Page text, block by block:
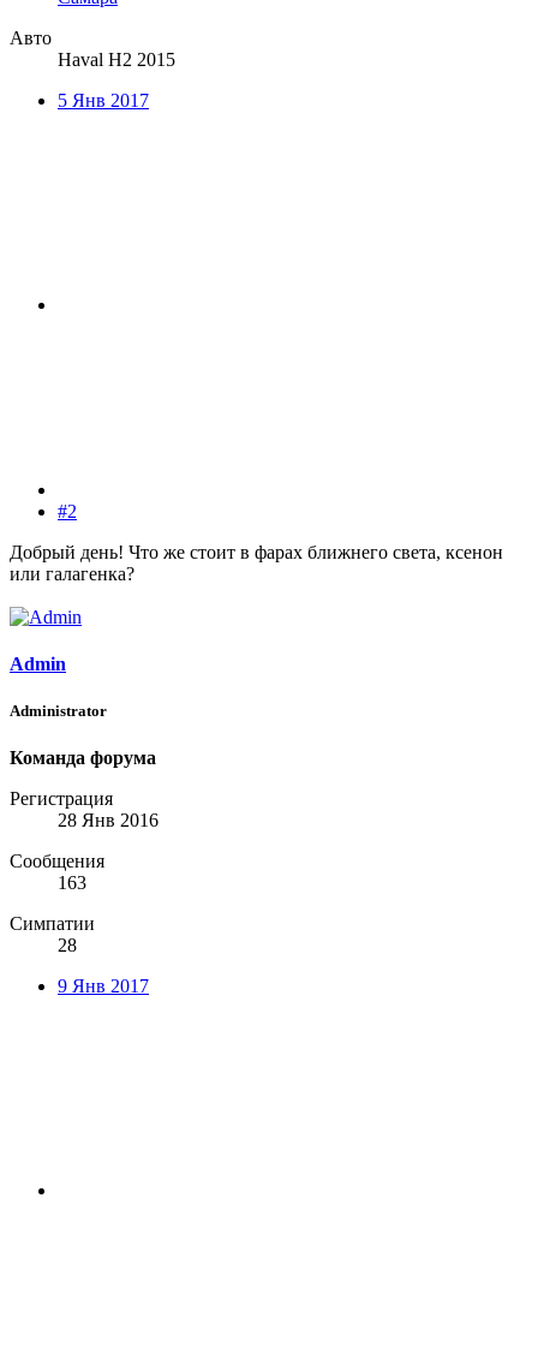
Авто
Haval H2 2015
5 Янв 2017
#2
Добрый день! Что же стоит в фарах ближнего света, ксенон
или галагенка?
Admin
Administrator
Команда форума
Регистрация
28 Янв 2016
Сообщения
163
Симпатии
28
9 Янв 2017